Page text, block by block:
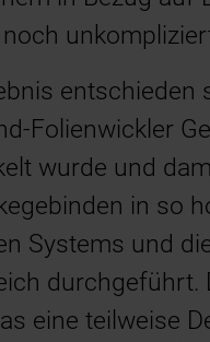
entschieden
Folienwickler
wurde und
in so
Systems und
durchgeführt.
eine teilweise